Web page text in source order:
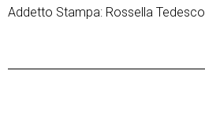
Addetto Stampa: Rossella Tedesco